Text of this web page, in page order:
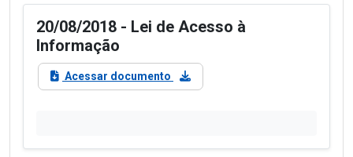
20/08/2018 - Lei de Acesso à
Informação
Acessar documento